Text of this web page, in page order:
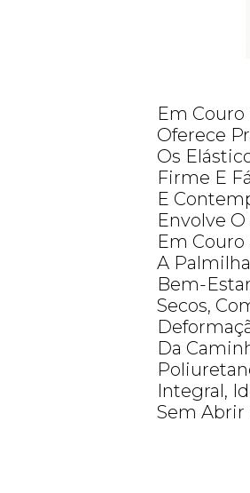
Em
Oferece
Os
Firme E
E
Envolve
Em
A
Bem-
Secos,
Da
Integral,
Sem Abrir